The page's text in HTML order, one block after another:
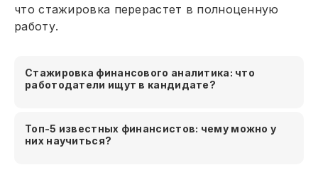
что стажировка перерастет в полноценную
работу.
Стажировка финансового аналитика: что
работодатели ищут в кандидате?
Топ-5 известных финансистов: чему можно у
них научиться?